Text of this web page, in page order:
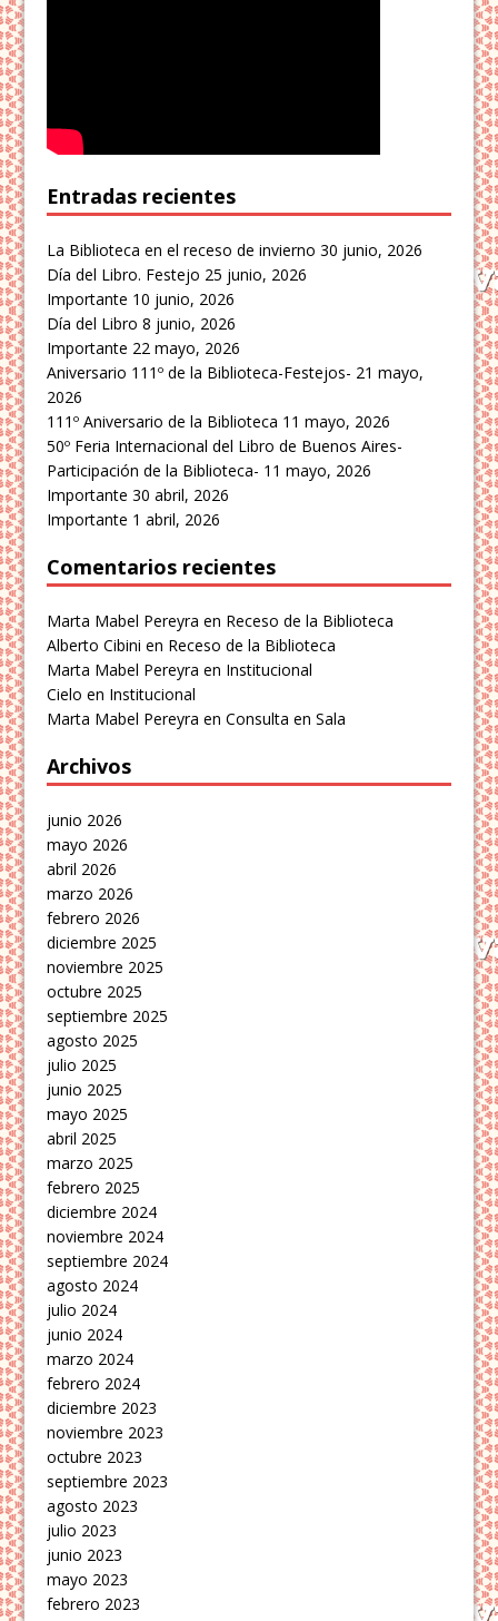
Entradas recientes
La Biblioteca en el receso de invierno 30 junio, 2026
Día del Libro. Festejo 25 junio, 2026
Importante 10 junio, 2026
Día del Libro 8 junio, 2026
Importante 22 mayo, 2026
Aniversario 111º de la Biblioteca-Festejos- 21 mayo,
2026
111º Aniversario de la Biblioteca 11 mayo, 2026
50º Feria Internacional del Libro de Buenos Aires-
Participación de la Biblioteca- 11 mayo, 2026
Importante 30 abril, 2026
Importante 1 abril, 2026
Comentarios recientes
Marta Mabel Pereyra en Receso de la Biblioteca
Alberto Cibini en Receso de la Biblioteca
Marta Mabel Pereyra en Institucional
Cielo en Institucional
Marta Mabel Pereyra enConsulta en Sala
Archivos
junio 2026
mayo 2026
abril 2026
marzo 2026
febrero 2026
diciembre 2025
noviembre 2025
octubre 2025
septiembre 2025
agosto 2025
julio 2025
junio 2025
mayo 2025
abril 2025
marzo 2025
febrero 2025
diciembre 2024
noviembre 2024
septiembre 2024
agosto 2024
julio 2024
junio 2024
marzo 2024
febrero 2024
diciembre 2023
noviembre 2023
octubre 2023
septiembre 2023
agosto 2023
julio 2023
junio 2023
mayo 2023
febrero 2023